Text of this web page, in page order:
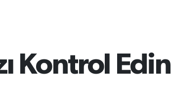
Kontrol Edin